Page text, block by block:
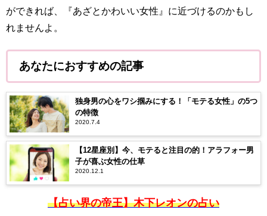
ができれば、『あざとかわいい女性』に近づけるのかもし
れませんよ。
あなたにおすすめの記事
独身男の心をワシ掴みにする！「モテる女性」の5つ
の特徴
2020.7.4
【12星座別】今、モテると注目の的！アラフォー男
子が喜ぶ女性の仕草
2020.12.1
【占い界の帝王】木下レオンの占い